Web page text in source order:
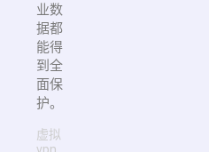
业数
据都
能得
到全
面保
护。
虚拟
vpn